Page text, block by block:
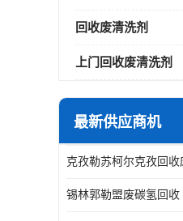
回收废清洗剂
上门回收废清洗剂
最新供应商机
锡林郭勒盟废碳氢回收